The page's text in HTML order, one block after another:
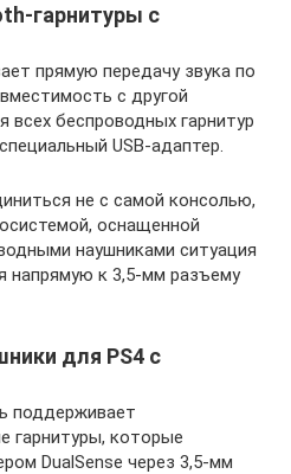
гарнитуры с
прямую передачу звука по
с другой
беспроводных гарнитур
USB-адаптер.
не с самой консолью,
оснащенной
наушниками ситуация
напрямую к 3,5-мм разъему
для PS4 с
поддерживает
гарнитуры, которые
DualSense через 3,5-мм